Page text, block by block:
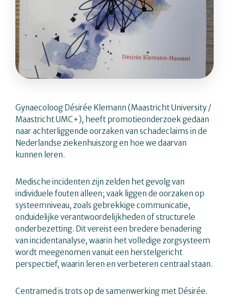
Gynaecoloog Désirée Klemann (Maastricht University /
Maastricht UMC+), heeft promotieonderzoek gedaan
naar achterliggende oorzaken van schadeclaims in de
Nederlandse ziekenhuiszorg en hoe we daarvan
kunnen leren.
Medische incidenten zijn zelden het gevolg van
individuele fouten alleen; vaak liggen de oorzaken op
systeemniveau, zoals gebrekkige communicatie,
onduidelijke verantwoordelijkheden of structurele
onderbezetting. Dit vereist een bredere benadering
van incidentanalyse, waarin het volledige zorgsysteem
wordt meegenomen vanuit een herstelgericht
perspectief, waarin leren en verbeteren centraal staan.
Centramed is trots op de samenwerking met Désirée.